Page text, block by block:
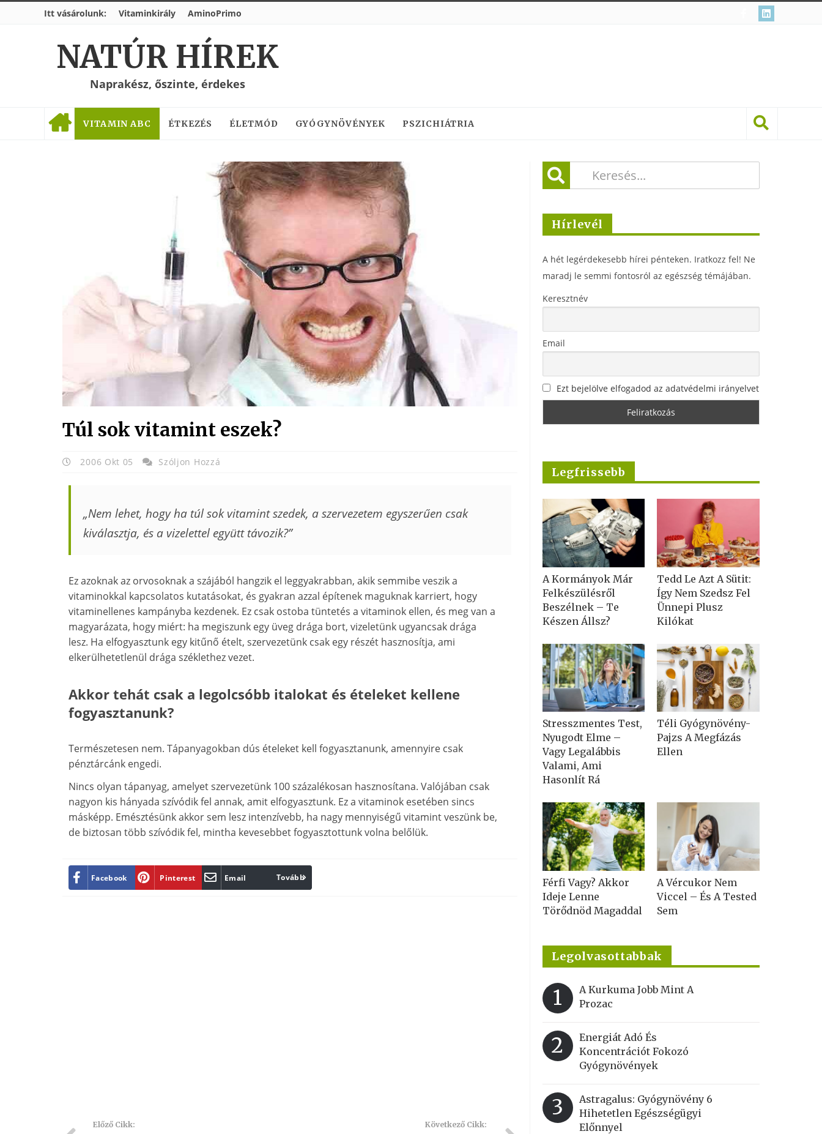
Itt vásárolunk: Vitaminkirály AminoPrimo
NATÚR HÍREK
Naprakész, őszinte, érdekes
VITAMIN ABC ÉTKEZÉS ÉLETMÓD GYÓGYNÖVÉNYEK PSZICHIÁTRIA
Túl sok vitamint eszek?
2006 Okt 05 Szóljon Hozzá
„Nem lehet, hogy ha túl sok vitamint szedek, a szervezetem egyszerűen csak
kiválasztja, és a vizelettel együtt távozik?”
Ez azoknak az orvosoknak a szájából hangzik el leggyakrabban, akik semmibe veszik a
vitaminokkal kapcsolatos kutatásokat, és gyakran azzal építenek maguknak karriert, hogy
vitaminellenes kampányba kezdenek. Ez csak ostoba tüntetés a vitaminok ellen, és meg van a
magyarázata, hogy miért: ha megiszunk egy üveg drága bort, vizeletünk ugyancsak drága
lesz. Ha elfogyasztunk egy kitűnő ételt, szervezetünk csak egy részét hasznosítja, ami
elkerülhetetlenül drága széklethez vezet.
Akkor tehát csak a legolcsóbb italokat és ételeket kellene
fogyasztanunk?
Természetesen nem. Tápanyagokban dús ételeket kell fogyasztanunk, amennyire csak
pénztárcánk engedi.
Nincs olyan tápanyag, amelyet szervezetünk 100 százalékosan hasznosítana. Valójában csak
nagyon kis hányada szívódik fel annak, amit elfogyasztunk. Ez a vitaminok esetében sincs
másképp. Emésztésünk akkor sem lesz intenzívebb, ha nagy mennyiségű vitamint veszünk be,
de biztosan több szívódik fel, mintha kevesebbet fogyasztottunk volna belőlük.
Facebook Pinterest Email Print
Tovább
Előző Cikk: Következő Cikk:
Hírlevél
A hét legérdekesebb hírei pénteken. Iratkozz fel! Ne
maradj le semmi fontosról az egészség témájában.
Keresztnév
Email
Ezt bejelölve elfogadod az adatvédelmi irányelvet
Legfrissebb
A Kormányok Már
Felkészülésről
Beszélnek – Te
Készen Állsz?
Tedd Le Azt A Sütit:
Így Nem Szedsz Fel
Ünnepi Plusz
Kilókat
Stresszmentes Test,
Nyugodt Elme –
Vagy Legalábbis
Valami, Ami
Hasonlít Rá
Téli Gyógynövény-
Pajzs A Megfázás
Ellen
Férfi Vagy? Akkor
Ideje Lenne
Törődnöd Magaddal
A Vércukor Nem
Viccel – És A Tested
Sem
Legolvasottabbak
1
A Kurkuma Jobb Mint A
Prozac
2
Energiát Adó És
Koncentrációt Fokozó
Gyógynövények
3
Astragalus: Gyógynövény 6
Hihetetlen Egészségügyi
Előnnyel